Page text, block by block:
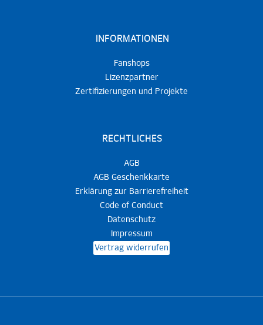
INFORMATIONEN
Fanshops
Lizenzpartner
Zertifizierungen und Projekte
RECHTLICHES
AGB
AGB Geschenkkarte
Erklärung zur Barrierefreiheit
Code of Conduct
Datenschutz
Impressum
Vertrag widerrufen